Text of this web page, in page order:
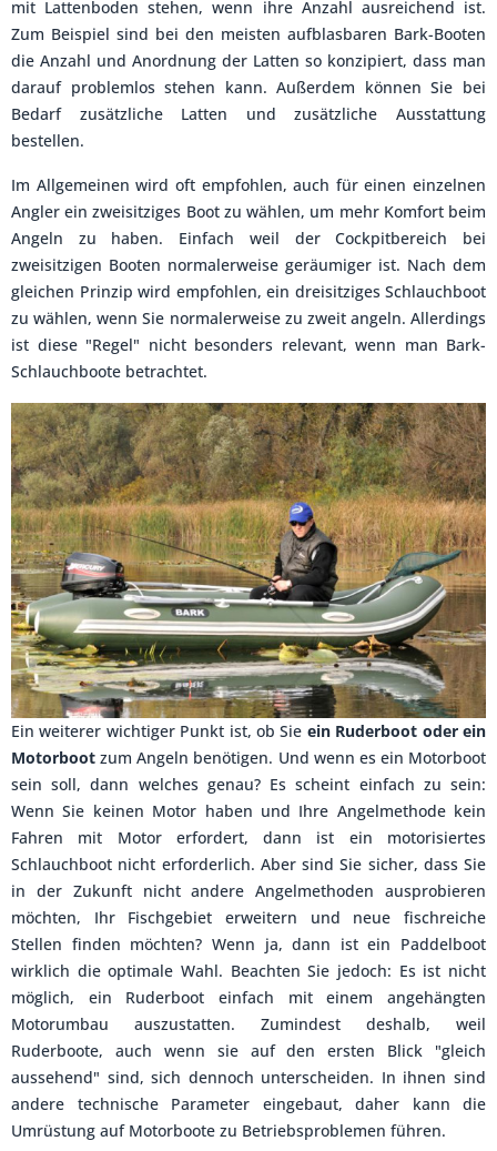
mit Lattenboden stehen, wenn ihre Anzahl ausreichend ist.
Zum Beispiel sind bei den meisten aufblasbaren Bark-Booten
die Anzahl und Anordnung der Latten so konzipiert, dass man
darauf problemlos stehen kann. Außerdem können Sie bei
Bedarf zusätzliche Latten und zusätzliche Ausstattung
bestellen.
Im Allgemeinen wird oft empfohlen, auch für einen einzelnen
Angler ein zweisitziges Boot zu wählen, um mehr Komfort beim
Angeln zu haben. Einfach weil der Cockpitbereich bei
zweisitzigen Booten normalerweise geräumiger ist. Nach dem
gleichen Prinzip wird empfohlen, ein dreisitziges Schlauchboot
zu wählen, wenn Sie normalerweise zu zweit angeln. Allerdings
ist diese "Regel" nicht besonders relevant, wenn man Bark-
Schlauchboote betrachtet.
Ein weiterer wichtiger Punkt ist, ob Sie ein Ruderboot oder ein
Motorboot zum Angeln benötigen. Und wenn es ein Motorboot
sein soll, dann welches genau? Es scheint einfach zu sein:
Wenn Sie keinen Motor haben und Ihre Angelmethode kein
Fahren mit Motor erfordert, dann ist ein motorisiertes
Schlauchboot nicht erforderlich. Aber sind Sie sicher, dass Sie
in der Zukunft nicht andere Angelmethoden ausprobieren
möchten, Ihr Fischgebiet erweitern und neue fischreiche
Stellen finden möchten? Wenn ja, dann ist ein Paddelboot
wirklich die optimale Wahl. Beachten Sie jedoch: Es ist nicht
möglich, ein Ruderboot einfach mit einem angehängten
Motorumbau auszustatten. Zumindest deshalb, weil
Ruderboote, auch wenn sie auf den ersten Blick "gleich
aussehend" sind, sich dennoch unterscheiden. In ihnen sind
andere technische Parameter eingebaut, daher kann die
Umrüstung auf Motorboote zu Betriebsproblemen führen.